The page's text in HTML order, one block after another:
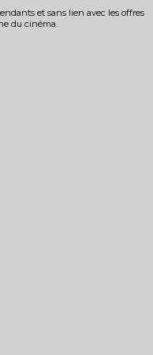
et sans lien avec les offres
du cinéma.